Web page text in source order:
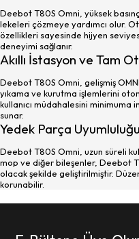
Deebot T80S Omni, yüksek
lekeleri çözmeye yardımcı olur.
özellikleri sayesinde hijyen
deneyimi sağlanır.
Akıllı İstasyon ve Tam
Deebot T80S Omni, gelişmiş
yıkama ve kurutma işlemlerini
kullanıcı müdahalesini
sunar.
Yedek Parça
Deebot T80S Omni, uzun süreli
mop ve diğer bileşenler, Deebot
olacak şekilde geliştirilmiştir.
korunabilir.